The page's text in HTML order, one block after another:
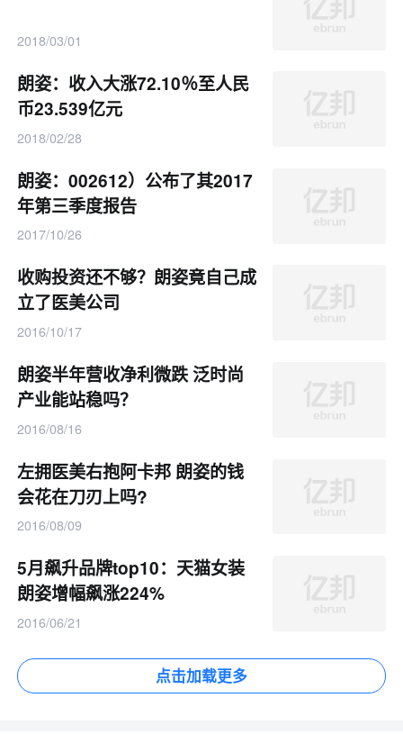
2018/03/01
朗姿：收入大涨72.10％至人民
币23.539亿元
2018/02/28
朗姿：002612）公布了其2017
年第三季度报告
2017/10/26
收购投资还不够？朗姿竟自己成
立了医美公司
2016/10/17
朗姿半年营收净利微跌 泛时尚
产业能站稳吗？
2016/08/16
左拥医美右抱阿卡邦 朗姿的钱
会花在刀刃上吗?
2016/08/09
5月飙升品牌top10：天猫女装
朗姿增幅飙涨224%
2016/06/21
点击加载更多